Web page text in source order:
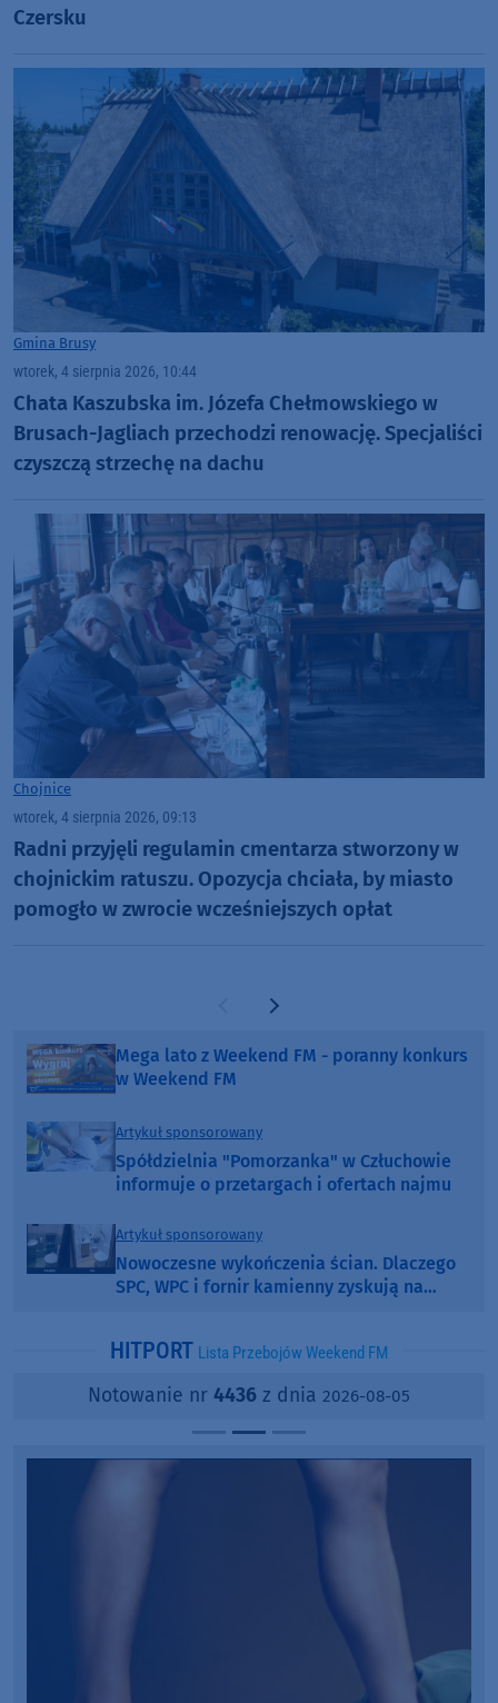
Czersku
Gmina Brusy
wtorek, 4 sierpnia 2026, 10:44
Chata Kaszubska im. Józefa Chełmowskiego w
Brusach-Jagliach przechodzi renowację. Specjaliści
czyszczą strzechę na dachu
Chojnice
wtorek, 4 sierpnia 2026, 09:13
Radni przyjęli regulamin cmentarza stworzony w
chojnickim ratuszu. Opozycja chciała, by miasto
pomogło w zwrocie wcześniejszych opłat
Poprzednia strona
Następna strona
Mega lato z Weekend FM - poranny konkurs
w Weekend FM
Artykuł sponsorowany
Spółdzielnia "Pomorzanka" w Człuchowie
informuje o przetargach i ofertach najmu
Artykuł sponsorowany
Nowoczesne wykończenia ścian. Dlaczego
SPC, WPC i fornir kamienny zyskują na
HITPORT Lista Przebojów Weekend FM
Notowanie nr 4436 z dnia 2026-08-05